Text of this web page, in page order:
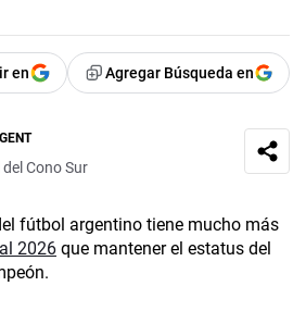
en Agregar Búsqueda en
Cono Sur
fútbol argentino tiene mucho más
2026 que mantener el estatus del